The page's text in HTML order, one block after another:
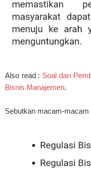
Also read : Soal dan
Bisnis Manajemen.
Sebutkan macam-macam